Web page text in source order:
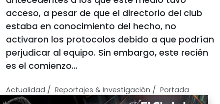
acceso, a pesar de que el directorio del club
estaba en conocimiento del hecho, no
activaron los protocolos debido a que podrían
perjudicar al equipo. Sin embargo, este recién
es el comienzo...
Actualidad / Reportajes & Investigación / Portada